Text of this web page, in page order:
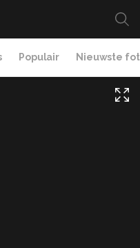
Populair Nieuwste